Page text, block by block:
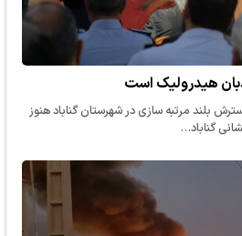
هیدرولیک است
بلند مرتبه سازی در شهرستان گناباد هنوز
گناباد…